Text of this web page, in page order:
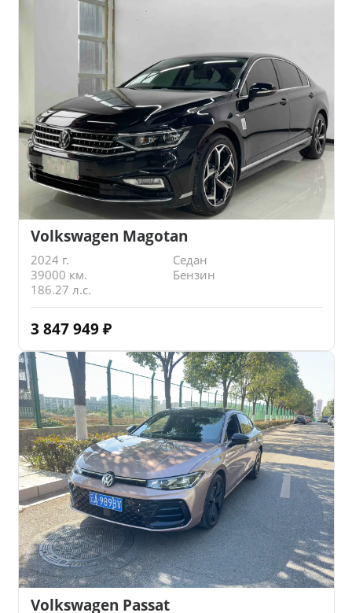
Volkswagen Magotan
2024 г.
Седан
39000 км.
Бензин
186.27 л.с.
3 847 949 ₽
Volkswagen Passat